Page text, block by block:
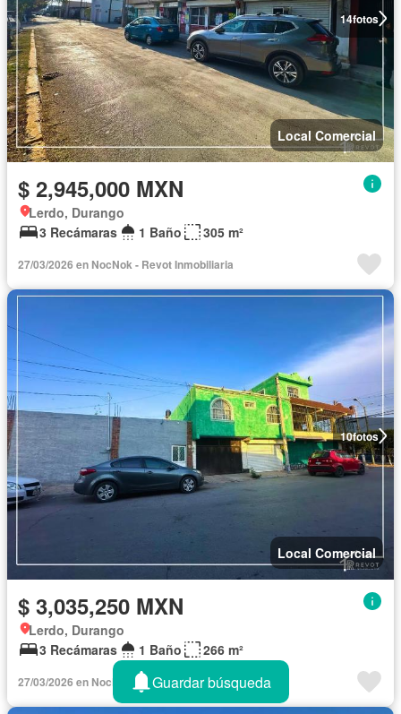
14fotos
Local Comercial
$ 2,945,000 MXN
Lerdo, Durango
3 Recámaras
1 Baño 305 m²
27/03/2026 en NocNok - Revot Inmobiliaria
10fotos
Local Comercial
$ 3,035,250 MXN
Lerdo, Durango
3 Recámaras
1 Baño 266 m²
27/03/2026 en NocNok - Revot Inmobiliaria
Guardar búsqueda